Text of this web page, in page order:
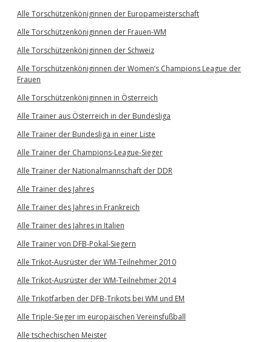
Alle Torschützenköniginnen der Europameisterschaft
Alle Torschützenköniginnen der Frauen-WM
Alle Torschützenköniginnen der Schweiz
Alle Torschützenköniginnen der Women’s Champions League der
Frauen
Alle Torschützenköniginnen in Österreich
Alle Trainer aus Österreich in der Bundesliga
Alle Trainer der Bundesliga in einer Liste
Alle Trainer der Champions-League-Sieger
Alle Trainer der Nationalmannschaft der DDR
Alle Trainer des Jahres
Alle Trainer des Jahres in Frankreich
Alle Trainer des Jahres in Italien
Alle Trainer von DFB-Pokal-Siegern
Alle Trikot-Ausrüster der WM-Teilnehmer 2010
Alle Trikot-Ausrüster der WM-Teilnehmer 2014
Alle Trikotfarben der DFB-Trikots bei WM und EM
Alle Triple-Sieger im europäischen Vereinsfußball
Alle tschechischen Meister